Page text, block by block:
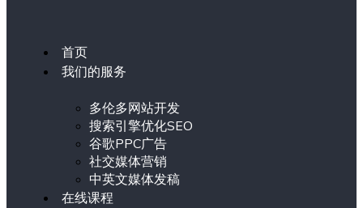
首页
我们的服务
多伦多网站开发
搜索引擎优化SEO
谷歌PPC广告
社交媒体营销
中英文媒体发稿
在线课程